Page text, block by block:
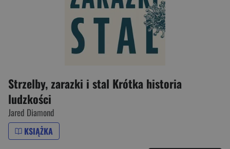
Strzelby, zarazki i stal Krótka historia
ludzkości
Jared Diamond
KSIĄŻKA